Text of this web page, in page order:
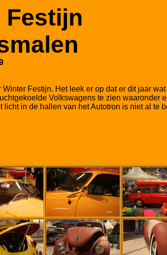
Festijn
Festijn. Het leek er op dat er dit jaar
Volkswagens te zien waaronder
in de hallen van het Autotron is niet al te